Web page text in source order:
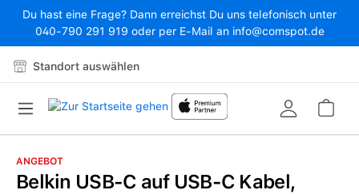
Zum Hauptinhalt springen
Du hast eine Frage? Dann erreichst Du uns telefonisch unter
040-790 291 919 oder per E-Mail an info@comspot.de
Standort auswählen
ANGEBOT
Belkin USB-C auf USB-C Kabel,